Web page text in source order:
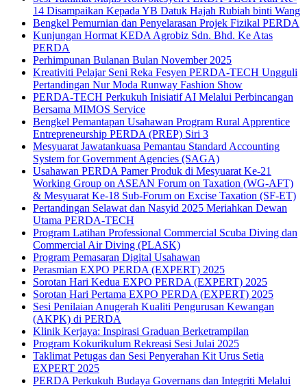
14 Disampaikan Kepada YB Datuk Hajah Rubiah binti Wang
Bengkel Pemurnian dan Penyelarasan Projek Fizikal PERDA
Kunjungan Hormat KEDA Agrobiz Sdn. Bhd. Ke Atas
PERDA
Perhimpunan Bulanan Bulan November 2025
Kreativiti Pelajar Seni Reka Fesyen PERDA-TECH Ungguli
Pertandingan Nur Moda Runway Fashion Show
PERDA-TECH Perkukuh Inisiatif AI Melalui Perbincangan
Bersama MIMOS Service
Bengkel Pemantapan Usahawan Program Rural Apprentice
Entrepreneurship PERDA (PREP) Siri 3
Mesyuarat Jawatankuasa Pemantau Standard Accounting
System for Government Agencies (SAGA)
Usahawan PERDA Pamer Produk di Mesyuarat Ke-21
Working Group on ASEAN Forum on Taxation (WG-AFT)
& Mesyuarat Ke-18 Sub-Forum on Excise Taxation (SF-ET)
Pertandingan Selawat dan Nasyid 2025 Meriahkan Dewan
Utama PERDA-TECH
Program Latihan Professional Commercial Scuba Diving dan
Commercial Air Diving (PLASK)
Program Pemasaran Digital Usahawan
Perasmian EXPO PERDA (EXPERT) 2025
Sorotan Hari Kedua EXPO PERDA (EXPERT) 2025
Sorotan Hari Pertama EXPO PERDA (EXPERT) 2025
Sesi Penilaian Anugerah Kualiti Pengurusan Kewangan
(AKPK) di PERDA
Klinik Kerjaya: Inspirasi Graduan Berketrampilan
Program Kokurikulum Rekreasi Sesi Julai 2025
Taklimat Petugas dan Sesi Penyerahan Kit Urus Setia
EXPERT 2025
PERDA Perkukuh Budaya Governans dan Integriti Melalui